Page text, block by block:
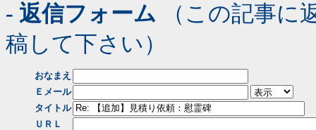
- 返信フォーム （この記事に
稿して下さい）
おなまえ
Ｅメール
タイトル
ＵＲＬ